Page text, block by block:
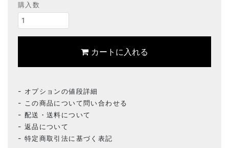
購入数
カートに入れる
オプションの値段詳細
この商品について問い合わせる
配送・送料について
返品について
特定商取引法に基づく表記